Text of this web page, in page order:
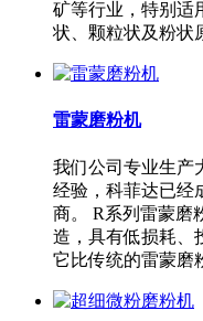
矿等行业，特别适
状、颗粒状及粉状
雷蒙磨粉机
我们公司专业生产
经验，科菲达已经
商。 R系列雷蒙磨
造，具有低损耗、
它比传统的雷蒙磨